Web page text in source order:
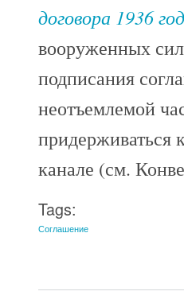
договора 1936
вооруженных
подписания
неотъемлемой
придерживаться
канале (см.
Tags:
Соглашение